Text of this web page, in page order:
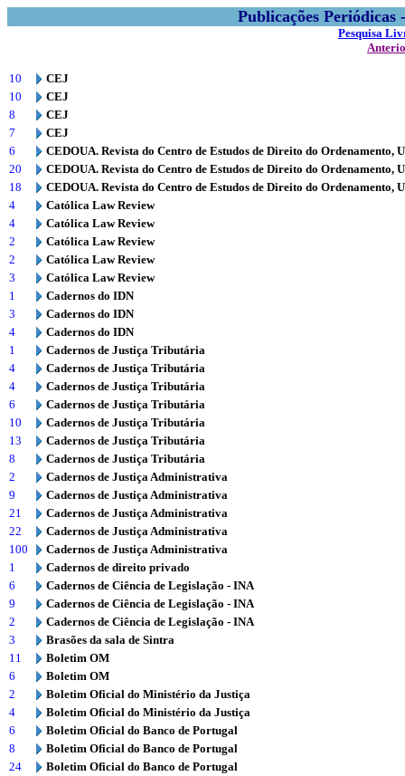
Publicações
Pesquisa
10
CEJ
10
CEJ
8
CEJ
7
CEJ
6
CEDOUA. Revista do Centro de Estudos de Direito do Ordenamento,
20
CEDOUA. Revista do Centro de Estudos de Direito do Ordenamento,
18
CEDOUA. Revista do Centro de Estudos de Direito do Ordenamento,
4
Católica Law Review
4
Católica Law Review
2
Católica Law Review
2
Católica Law Review
3
Católica Law Review
1
Cadernos do IDN
3
Cadernos do IDN
4
Cadernos do IDN
1
Cadernos de Justiça Tributária
4
Cadernos de Justiça Tributária
4
Cadernos de Justiça Tributária
6
Cadernos de Justiça Tributária
10
Cadernos de Justiça Tributária
13
Cadernos de Justiça Tributária
8
Cadernos de Justiça Tributária
2
Cadernos de Justiça Administrativa
9
Cadernos de Justiça Administrativa
21
Cadernos de Justiça Administrativa
22
Cadernos de Justiça Administrativa
100
Cadernos de Justiça Administrativa
1
Cadernos de direito privado
6
Cadernos de Ciência de Legislação - INA
9
Cadernos de Ciência de Legislação - INA
2
Cadernos de Ciência de Legislação - INA
3
Brasões da sala de Sintra
11
Boletim OM
6
Boletim OM
2
Boletim Oficial do Ministério da Justiça
4
Boletim Oficial do Ministério da Justiça
6
Boletim Oficial do Banco de Portugal
8
Boletim Oficial do Banco de Portugal
24
Boletim Oficial do Banco de Portugal